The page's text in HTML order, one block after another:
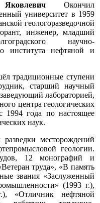
Окончил
университет в 1959
геологоразведочной
инженер, младший
научно-
института нефтяной и
традиционные ступени
старший научный
лабораторией,
центра геологических
1994 года по настоящее
наук.
месторождений
геологии.
12 монографий и
труда», «В память
звания «Заслуженный
(1993 г.),
«Отличник нефтяной